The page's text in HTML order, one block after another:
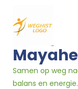
naar
inhoud
Samen op weg
balans en energie.